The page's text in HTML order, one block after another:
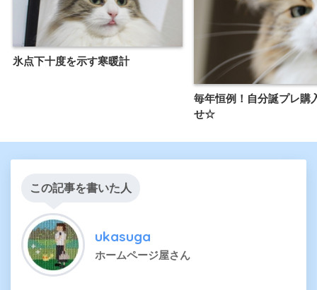
氷点下十度を示す寒暖計
毎年恒例！自分誕プレ購
せ☆
この記事を書いた人
ukasuga
ホームページ屋さん